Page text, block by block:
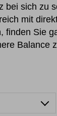
bei sich zu
mit
finden Sie
Balance